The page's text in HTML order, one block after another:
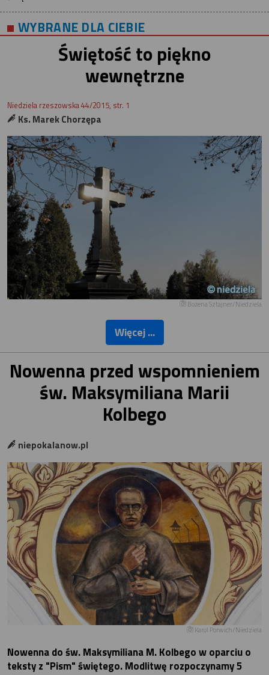
WYBRANE DLA CIEBIE
Świętość to piękno
wewnętrzne
Niedziela rzeszowska 44/2015, str. 1
Ks. Marek Chorzępa
Bożena Sztajner/Niedziela
Więcej ...
Nowenna przed wspomnieniem
św. Maksymiliana Marii
Kolbego
niepokalanow.pl
Karol Porwich/Niedziela
Nowenna do św. Maksymiliana M. Kolbego w oparciu o
teksty z "Pism" świętego. Modlitwę rozpoczynamy 5